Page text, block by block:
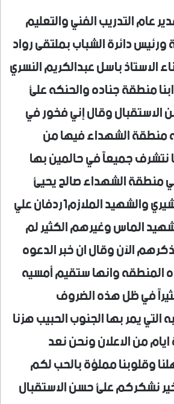
عام التدريب الفني والتعليم
دائرة الشباب بملتقى رواد
الاستاذ باسل عبدالكريم النسري
منطقة جناده والحنكه علئ
وقال إني فخور في
منطقة الشهداء فيها من
نتشرف جميعاً في حالمين بها
منطقة الشهداء صالح يحيئ
الزيتونه ونايف البشيري والشهيد الملازم1ردفان علي
الماس وغيرهم الكثير لم
الآن وقال ان خبر الدعوه
المنطقه وانها ستقيم أمسيه
في ظل هذه الضروف
التي يمر بها الجنوب الحبيب هزنا
من الاعلان ونحن نعد
وقلوبنا مملؤة بالحب لكم
نشكركم علئ حسن الاستقبال